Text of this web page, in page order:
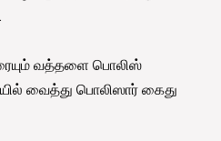
வத்தளை பொலிஸ்
வைத்து பொலிஸார் கைது